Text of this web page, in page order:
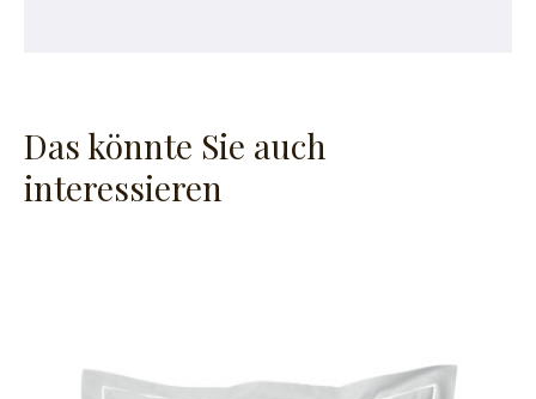
Das könnte Sie auch
interessieren